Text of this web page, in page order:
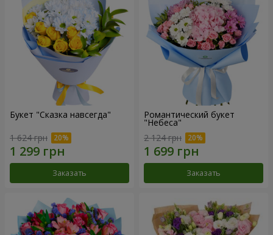
Букет "Сказка навсегда"
1 624 грн
Заказать
Романтический букет
"Небеса"
2 124 грн
Заказать